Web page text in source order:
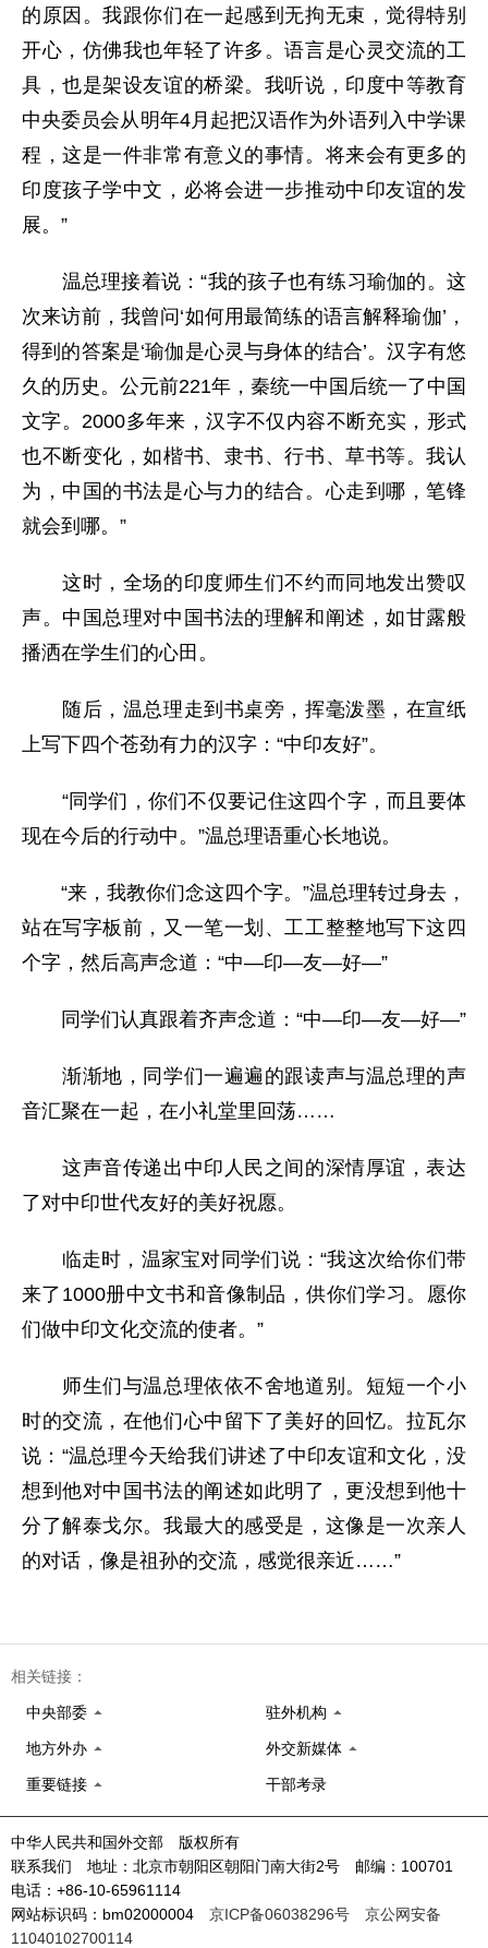
的原因。我跟你们在一起感到无拘无束，觉得特别
开心，仿佛我也年轻了许多。语言是心灵交流的工
具，也是架设友谊的桥梁。我听说，印度中等教育
中央委员会从明年4月起把汉语作为外语列入中学课
程，这是一件非常有意义的事情。将来会有更多的
印度孩子学中文，必将会进一步推动中印友谊的发
展。”
温总理接着说：“我的孩子也有练习瑜伽的。这
次来访前，我曾问‘如何用最简练的语言解释瑜伽’，
得到的答案是‘瑜伽是心灵与身体的结合’。汉字有悠
久的历史。公元前221年，秦统一中国后统一了中国
文字。2000多年来，汉字不仅内容不断充实，形式
也不断变化，如楷书、隶书、行书、草书等。我认
为，中国的书法是心与力的结合。心走到哪，笔锋
就会到哪。”
这时，全场的印度师生们不约而同地发出赞叹
声。中国总理对中国书法的理解和阐述，如甘露般
播洒在学生们的心田。
随后，温总理走到书桌旁，挥毫泼墨，在宣纸
上写下四个苍劲有力的汉字：“中印友好”。
“同学们，你们不仅要记住这四个字，而且要体
现在今后的行动中。”温总理语重心长地说。
“来，我教你们念这四个字。”温总理转过身去，
站在写字板前，又一笔一划、工工整整地写下这四
个字，然后高声念道：“中—印—友—好—”
同学们认真跟着齐声念道：“中—印—友—好—”
渐渐地，同学们一遍遍的跟读声与温总理的声
音汇聚在一起，在小礼堂里回荡……
这声音传递出中印人民之间的深情厚谊，表达
了对中印世代友好的美好祝愿。
临走时，温家宝对同学们说：“我这次给你们带
来了1000册中文书和音像制品，供你们学习。愿你
们做中印文化交流的使者。”
师生们与温总理依依不舍地道别。短短一个小
时的交流，在他们心中留下了美好的回忆。拉瓦尔
说：“温总理今天给我们讲述了中印友谊和文化，没
想到他对中国书法的阐述如此明了，更没想到他十
分了解泰戈尔。我最大的感受是，这像是一次亲人
的对话，像是祖孙的交流，感觉很亲近……”
相关链接：
中央部委 驻外机构
地方外办 外交新媒体
重要链接 干部考录
中华人民共和国外交部 版权所有
联系我们 地址：北京市朝阳区朝阳门南大街2号 邮编：100701
电话：+86-10-65961114
网站标识码：bm02000004 京ICP备06038296号
京公网安备
11040102700114